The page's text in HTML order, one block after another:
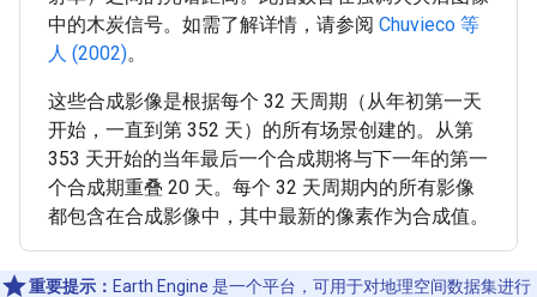
中的木炭信号。如需了解详情，请参阅 Chuvieco 等
人 (2002)。
这些合成影像是根据每个 32 天周期（从年初第一天
开始，一直到第 352 天）的所有场景创建的。从第
353 天开始的当年最后一个合成期将与下一年的第一
个合成期重叠 20 天。每个 32 天周期内的所有影像
都包含在合成影像中，其中最新的像素作为合成值。
重要提示： Earth Engine 是一个平台，可用于对地理空间数据集进行